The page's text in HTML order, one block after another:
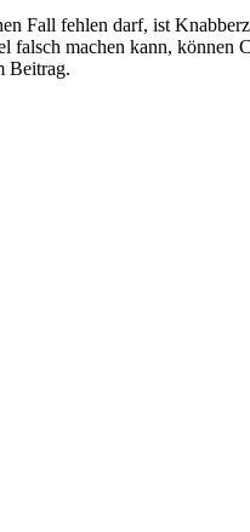
Fall fehlen darf, ist
falsch machen kann, können
Beitrag.